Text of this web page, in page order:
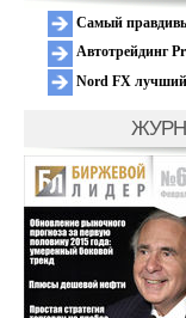
Самый
Автотрейдинг
Nord FX лучший